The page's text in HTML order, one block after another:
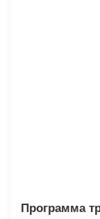
Программа